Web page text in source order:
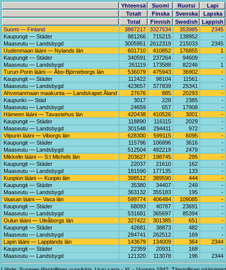
Yhteensä Suomi Ruotsi
Lapi
Totalt
Finska Svenska
Lapska
Total
Finnish Swedish
Lappish
Suomi — Finland
3887217 3327534 353985
2345
Kaupungit — Städer
881266 715215 138952
-
Maaseutu — Landsbygd
3005951 2612319 215033
2345
Uudenmaan lääni — Nylands län
601710 410852 176855
1
Kaupungit — Städer
340591 237264 94609
-
Maaseutu — Landsbygd
261119 173588 82246
1
Turun-Porin lääni — Åbo-Björneborgs län
536079 475943 36902
-
Kaupungit — Städer
112422 98104 11561
-
Maaseutu — Landsbygd
423657 377839 25341
-
Ahvenanmaan maakunta — Landskapet Åland
27676 885 20293
-
Kaupunki — Städ
3017 228 2385
-
Maaseutu — Landsbygd
24659 657 17908
-
Hämeen lääni — Tavastehus län
420438 410526 3001
-
Kaupungit — Städer
118890 116115 2029
-
Maaseutu — Landsbygd
301548 294411 972
-
Viipurin lääni — Viborgs län
628300 599115 6095
-
Kaupungit — Städer
115796 106896 3616
-
Maaseutu — Landsbygd
512504 492219 2479
-
Mikkelin lääni — S:t Michels län
203627 198745 295
-
Kaupungit — Städer
22037 21610 162
-
Maaseutu — Landsbygd
181590 177135 133
-
Kuopion lääni — Kuopio län
398512 389590 444
-
Kaupungit — Städer
35380 34407 249
-
Maaseutu — Landsbygd
363132 355183 195
-
Vaasan lääni — Vasa län
599774 406484 109085
-
Kaupungit — Städer
68093 40787 23691
-
Maaseutu — Landsbygd
531681 365697 85394
-
Oulun lääni — Uleåborgs län
327422 301385 651
-
Kaupungit — Städer
42681 38873 482
-
Maaseutu — Landsbygd
284741 262512 169
-
Lapin lääni — Lapplands län
143679 134009 364
2344
Kaupungit — Städer
22359 20931 168
-
Maaseutu — Landsbygd
121320 113078 196 2344